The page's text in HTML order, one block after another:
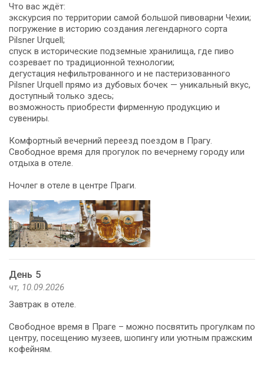
Что вас ждёт:
экскурсия по территории самой большой пивоварни Чехии;
погружение в историю создания легендарного сорта
Pilsner Urquell;
спуск в исторические подземные хранилища, где пиво
созревает по традиционной технологии;
дегустация нефильтрованного и не пастеризованного
Pilsner Urquell прямо из дубовых бочек — уникальный вкус,
доступный только здесь;
возможность приобрести фирменную продукцию и
сувениры.
Комфортный вечерний переезд поездом в Прагу.
Свободное время для прогулок по вечернему городу или
отдыха в отеле.
Ночлег в отеле в центре Праги.
День 5
чт, 10.09.2026
Завтрак в отеле.
Свободное время в Праге – можно посвятить прогулкам по
центру, посещению музеев, шопингу или уютным пражским
кофейням.